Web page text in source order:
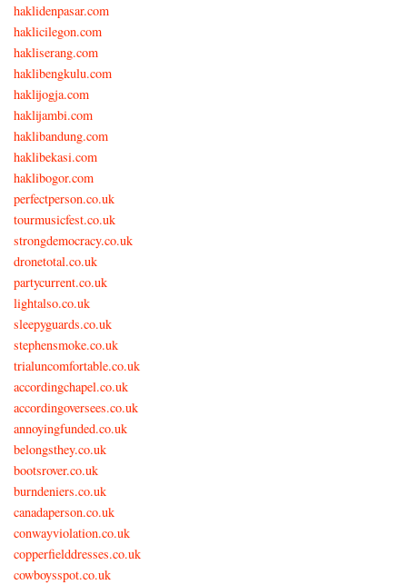
haklidenpasar.com
haklicilegon.com
hakliserang.com
haklibengkulu.com
haklijogja.com
haklijambi.com
haklibandung.com
haklibekasi.com
haklibogor.com
perfectperson.co.uk
tourmusicfest.co.uk
strongdemocracy.co.uk
dronetotal.co.uk
partycurrent.co.uk
lightalso.co.uk
sleepyguards.co.uk
stephensmoke.co.uk
trialuncomfortable.co.uk
accordingchapel.co.uk
accordingoversees.co.uk
annoyingfunded.co.uk
belongsthey.co.uk
bootsrover.co.uk
burndeniers.co.uk
canadaperson.co.uk
conwayviolation.co.uk
copperfielddresses.co.uk
cowboysspot.co.uk